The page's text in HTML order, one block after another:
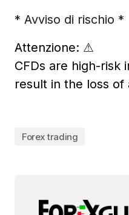
* Avviso di rischio *
Attenzione: ⚠
CFDs are high-risk
result in the loss of
Forex trading